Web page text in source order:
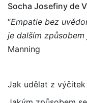
Socha Josefiny de
“Empatie bez
je dalším
Manning
Jak udělat z